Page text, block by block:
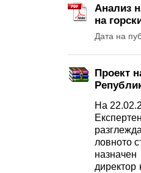
Анализ
на
Дата на
Проект
На
ловното
директор